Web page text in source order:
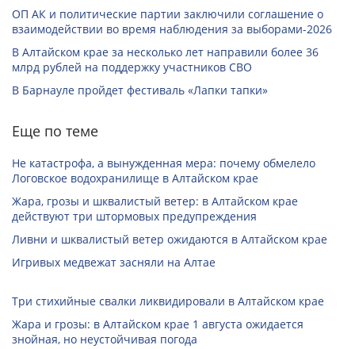
ОП АК и политические партии заключили соглашение о
взаимодействии во время наблюдения за выборами-2026
В Алтайском крае за несколько лет направили более 36
млрд рублей на поддержку участников СВО
В Барнауле пройдет фестиваль «Лапки тапки»
Еще по теме
Не катастрофа, а вынужденная мера: почему обмелело
Логовское водохранилище в Алтайском крае
Жара, грозы и шквалистый ветер: в Алтайском крае
действуют три штормовых предупреждения
Ливни и шквалистый ветер ожидаются в Алтайском крае
Игривых медвежат засняли на Алтае
Три стихийные свалки ликвидировали в Алтайском крае
Жара и грозы: в Алтайском крае 1 августа ожидается
знойная, но неустойчивая погода